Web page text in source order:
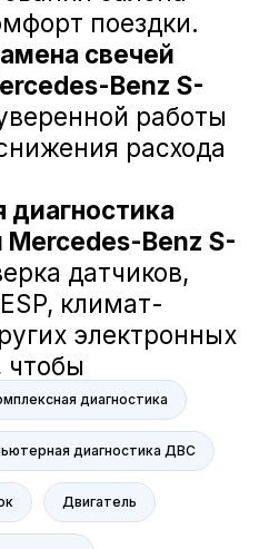
диагностика
диагностика ДВС
Двигатель